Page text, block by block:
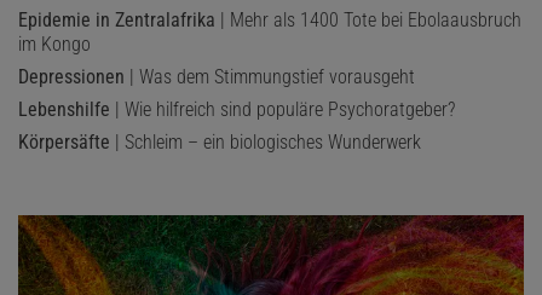
Epidemie in Zentralafrika | Mehr als 1400 Tote bei Ebolaausbruch
im Kongo
Depressionen | Was dem Stimmungstief vorausgeht
Lebenshilfe | Wie hilfreich sind populäre Psychoratgeber?
Körpersäfte | Schleim – ein biologisches Wunderwerk